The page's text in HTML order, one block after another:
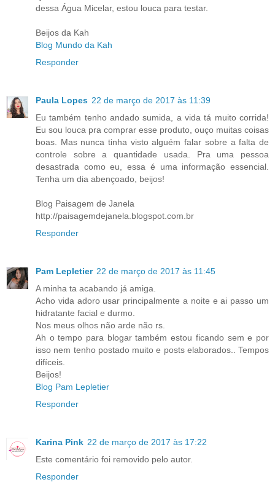
dessa Água Micelar, estou louca para testar.
Beijos da Kah
Blog Mundo da Kah
Responder
Paula Lopes 22 de março de 2017 às 11:39
Eu também tenho andado sumida, a vida tá muito corrida!
Eu sou louca pra comprar esse produto, ouço muitas coisas
boas. Mas nunca tinha visto alguém falar sobre a falta de
controle sobre a quantidade usada. Pra uma pessoa
desastrada como eu, essa é uma informação essencial.
Tenha um dia abençoado, beijos!
Blog Paisagem de Janela
http://paisagemdejanela.blogspot.com.br
Responder
Pam Lepletier 22 de março de 2017 às 11:45
A minha ta acabando já amiga.
Acho vida adoro usar principalmente a noite e ai passo um
hidratante facial e durmo.
Nos meus olhos não arde não rs.
Ah o tempo para blogar também estou ficando sem e por
isso nem tenho postado muito e posts elaborados.. Tempos
difíceis.
Beijos!
Blog Pam Lepletier
Responder
Karina Pink 22 de março de 2017 às 17:22
Este comentário foi removido pelo autor.
Responder